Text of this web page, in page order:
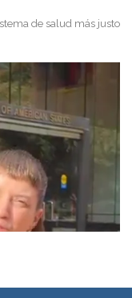
de salud más justo